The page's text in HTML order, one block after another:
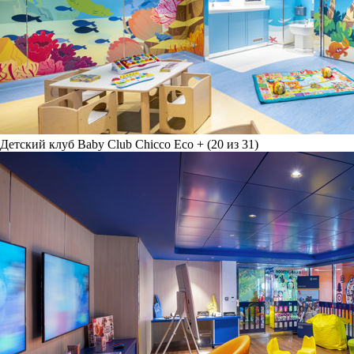
Детский клуб Baby Club Chicco Eco + (20 из 31)